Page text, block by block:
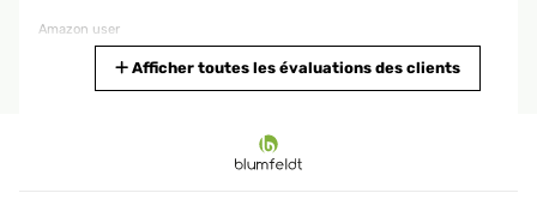
Amazon user
Afficher toutes les évaluations des clients